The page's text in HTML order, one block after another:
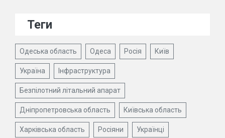
Теги
Одеська область Одеса Росія Київ
Україна Інфраструктура
Безпілотний літальний апарат
Дніпропетровська область Київська область
Харківська область Росіяни Українці